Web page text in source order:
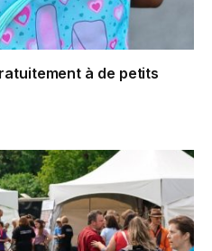
à de petits